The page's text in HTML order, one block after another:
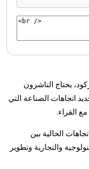
يحتاج الناشرون
اتجاهات الصناعة التي
القراء.
الحالية بين
والتجارية وتطوير